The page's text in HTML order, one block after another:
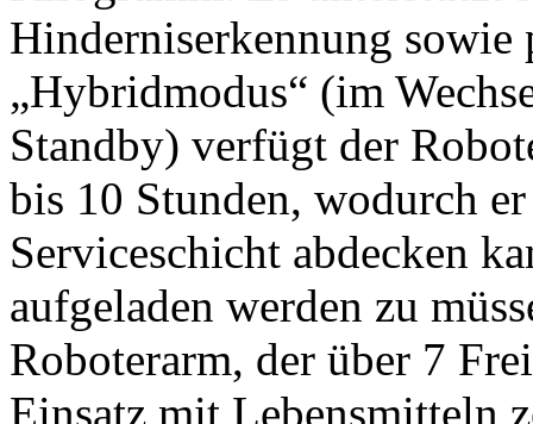
Hinderniserkennung sowie
„Hybridmodus“ (im
Standby) verfügt der
bis 10 Stunden, wodurch
Serviceschicht abdecken
aufgeladen werden zu
Roboterarm, der über 7
Einsatz mit Lebensmitteln